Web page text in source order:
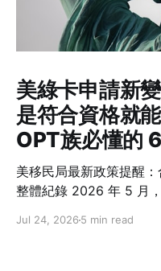
美綠卡申請新
是符合資格就
OPT族必懂的
美移民局最新政策提醒
整體紀錄 2026 年 5 月
略的概念：在美國境內
Jul 24, 2026 5 min read